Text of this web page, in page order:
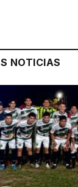
NOTICIAS